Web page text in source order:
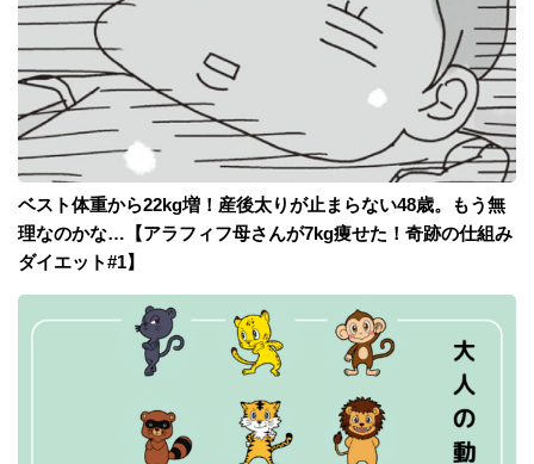
ベスト体重から22kg増！産後太りが止まらない48歳。もう無
理なのかな…【アラフィフ母さんが7kg痩せた！奇跡の仕組み
ダイエット#1】